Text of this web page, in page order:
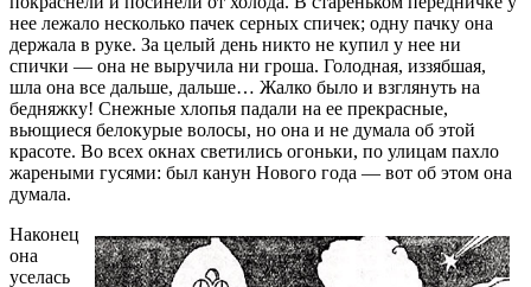
нее лежало несколько пачек серных спичек; одну пачку она
держала в руке. За целый день никто не купил у нее ни
спички — она не выручила ни гроша. Голодная, иззябшая,
шла она все дальше, дальше… Жалко было и взглянуть на
бедняжку! Снежные хлопья падали на ее прекрасные,
вьющиеся белокурые волосы, но она и не думала об этой
красоте. Во всех окнах светились огоньки, по улицам пахло
жареными гусями: был канун Нового года — вот об этом она
думала.
Наконец
она
уселась